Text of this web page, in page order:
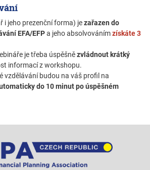
i jeho prezenční forma) jezařazen do
EFA/EFPa jeho absolvovánímzískáte 3
je třeba úspěšnězvládnout krátký
informací z workshopu.
vzdělávání budou na váš profil na
do 10 minut po úspěšném